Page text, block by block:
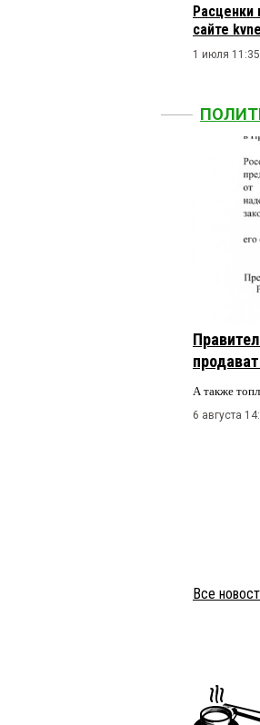
сайте
1 июля 11:35
А также
6 августа
Все